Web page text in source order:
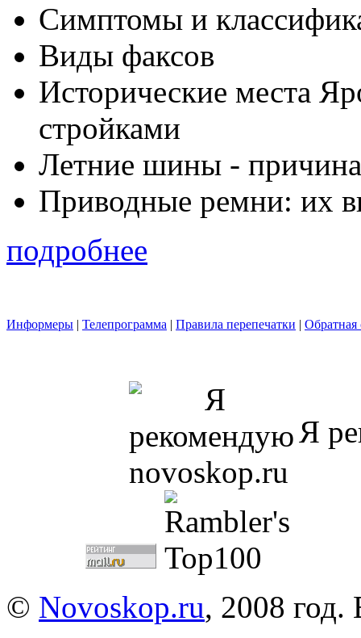
Симптомы и
Виды факсов
Исторические места
стройками
Летние шины -
Приводные ремни: их
подробнее
Информеры | Телепрограмма | Правила перепечатки | Обратная
Я
© Novoskop.ru, 2008